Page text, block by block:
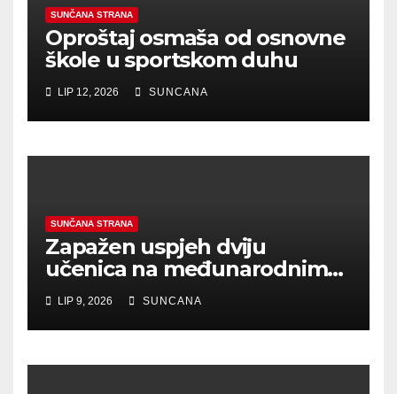
SUNČANA STRANA
Oproštaj osmaša od osnovne
škole u sportskom duhu
LIP 12, 2026 SUNCANA
SUNČANA STRANA
Zapažen uspjeh dviju
učenica na međunarodnim
literarnim natječajima
LIP 9, 2026 SUNCANA